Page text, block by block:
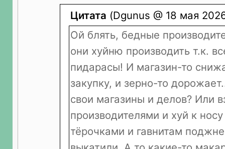
Цитата (Dgunus @ 18 мая
Ой блять, бедные
они хуйню производить т.к.
пидарасы! И магазин-то
закупку, и зерно-то
свои магазины и делов? Или
производителями и хуй к
тёрочками и гавнитам